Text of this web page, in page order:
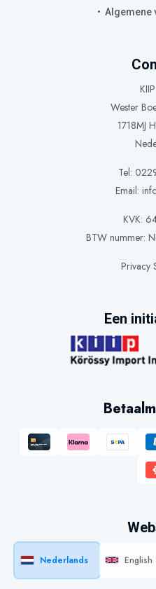
Algemene
Wester
1718MJ
Tel:
Email:
KVK:
BTW nummer:
Privacy
Een
Nederlands English